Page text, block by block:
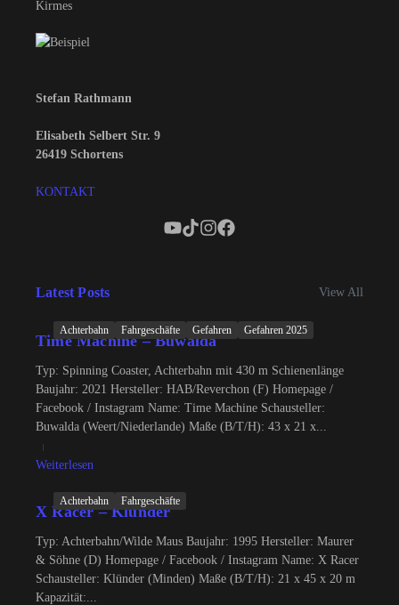
Stefan Rathmann
Elisabeth Selbert Str. 9
26419 Schortens
KONTAKT
Latest Posts View All
Achterbahn Fahrgeschäfte Gefahren Gefahren 2025
Time Machine – Buwalda
Typ: Spinning Coaster, Achterbahn mit 430 m Schienenlänge
Baujahr: 2021 Hersteller: HAB/Reverchon (F) Homepage /
Facebook / Instagram Name: Time Machine Schausteller:
Buwalda (Weert/Niederlande) Maße (B/T/H): 43 x 21 x...
Weiterlesen
Achterbahn Fahrgeschäfte
X Racer – Klünder
Typ: Achterbahn/Wilde Maus Baujahr: 1995 Hersteller: Maurer
& Söhne (D) Homepage / Facebook / Instagram Name: X Racer
Schausteller: Klünder (Minden) Maße (B/T/H): 21 x 45 x 20 m
Kapazität:...